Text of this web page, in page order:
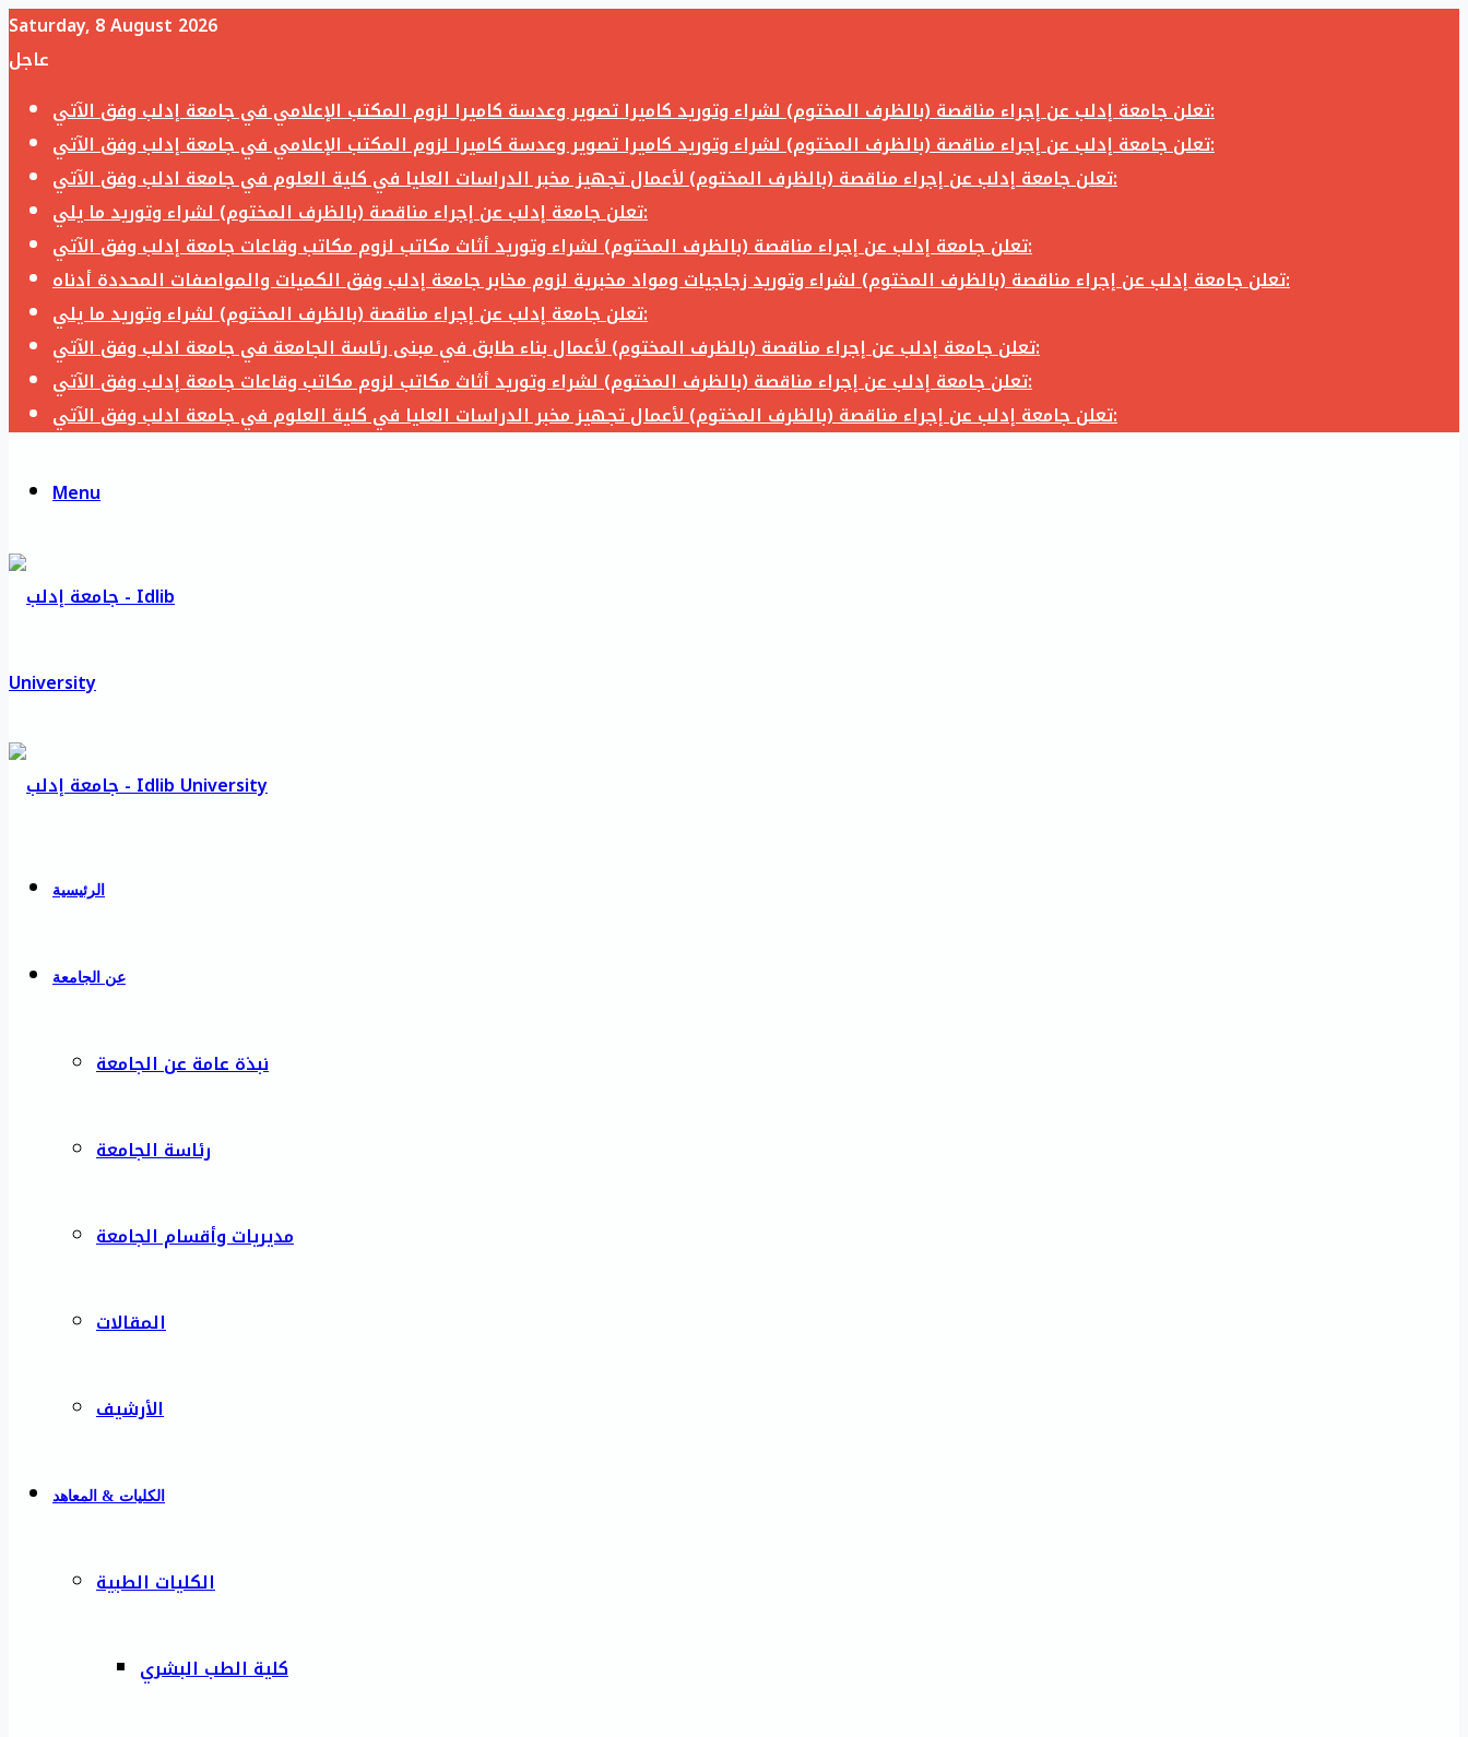
Saturday, 8 August 2026
عاجل
تعلن جامعة إدلب عن إجراء مناقصة (بالظرف المختوم) لشراء وتوريد كاميرا تصوير وعدسة كاميرا لزوم المكتب الإعلامي في جامعة إدلب وفق الآتي:
تعلن جامعة إدلب عن إجراء مناقصة (بالظرف المختوم) لشراء وتوريد كاميرا تصوير وعدسة كاميرا لزوم المكتب الإعلامي في جامعة إدلب وفق الآتي:
تعلن جامعة إدلب عن إجراء مناقصة (بالظرف المختوم) لأعمال تجهيز مخبر الدراسات العليا في كلية العلوم في جامعة ادلب وفق الآتي:
تعلن جامعة إدلب عن إجراء مناقصة (بالظرف المختوم) لشراء وتوريد ما يلي:
تعلن جامعة إدلب عن إجراء مناقصة (بالظرف المختوم) لشراء وتوريد أثاث مكاتب لزوم مكاتب وقاعات جامعة إدلب وفق الآتي:
تعلن جامعة إدلب عن إجراء مناقصة (بالظرف المختوم) لشراء وتوريد زجاجيات ومواد مخبرية لزوم مخابر جامعة إدلب وفق الكميات والمواصفات المحددة أدناه:
تعلن جامعة إدلب عن إجراء مناقصة (بالظرف المختوم) لشراء وتوريد ما يلي:
تعلن جامعة إدلب عن إجراء مناقصة (بالظرف المختوم) لأعمال بناء طابق في مبنى رئاسة الجامعة في جامعة ادلب وفق الآتي:
تعلن جامعة إدلب عن إجراء مناقصة (بالظرف المختوم) لشراء وتوريد أثاث مكاتب لزوم مكاتب وقاعات جامعة إدلب وفق الآتي:
تعلن جامعة إدلب عن إجراء مناقصة (بالظرف المختوم) لأعمال تجهيز مخبر الدراسات العليا في كلية العلوم في جامعة ادلب وفق الآتي:
Menu
الرئيسية
عن الجامعة
نبذة عامة عن الجامعة
رئاسة الجامعة
مديريات وأقسام الجامعة
المقالات
الأرشيف
الكليات & المعاهد
الكليات الطبية
كلية الطب البشري